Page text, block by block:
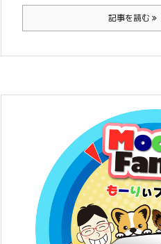
記事を読む